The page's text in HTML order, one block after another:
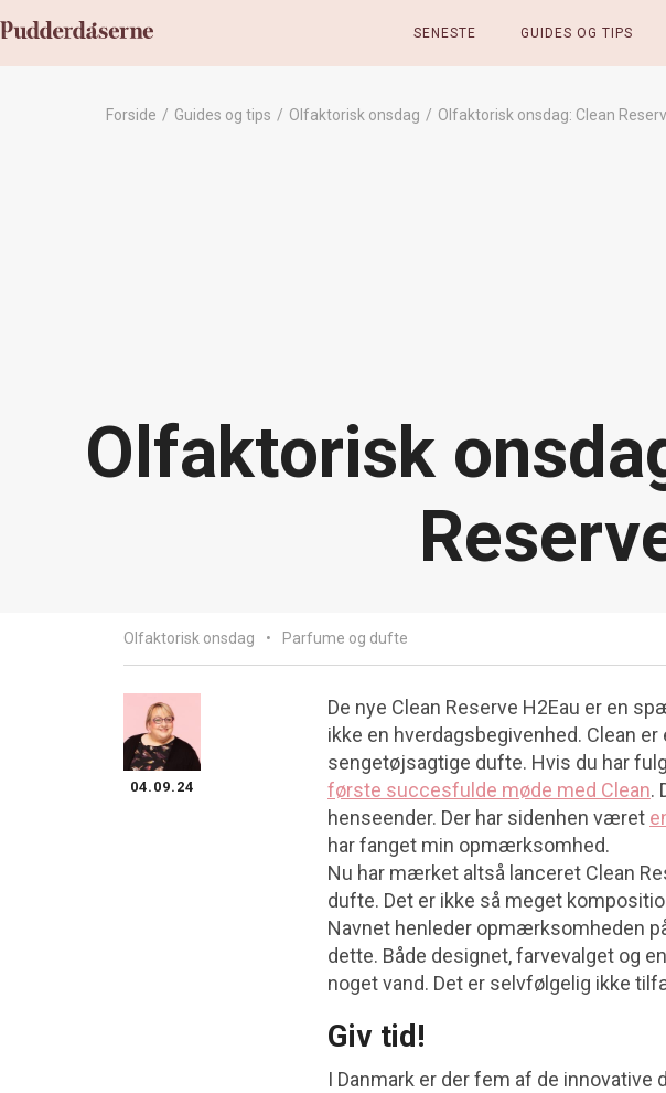
SENESTE GUIDES OG TIPS
Forside / Guides og tips / Olfaktorisk onsdag / Olfaktorisk onsdag: Clean
Olfaktorisk
Olfaktorisk onsdag Parfume og dufte
04.09.24
De nye Clean Reserve H2Eau er en
ikke en hverdagsbegivenhed. Clean
sengetøjsagtige dufte. Hvis du har
første succesfulde møde med Clean.
henseender. Der har sidenhen været
har fanget min opmærksomhed.
Nu har mærket altså lanceret Clean
dufte. Det er ikke så meget
Navnet henleder opmærksomheden
dette. Både designet, farvevalget og
noget vand. Det er selvfølgelig ikke
Giv tid!
I Danmark er der fem af de innovative